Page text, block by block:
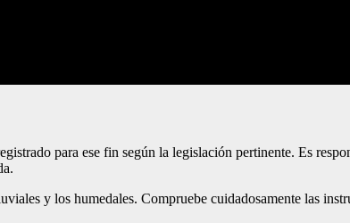
para ese fin según la legislación pertinente. Es
y los humedales. Compruebe cuidadosamente las